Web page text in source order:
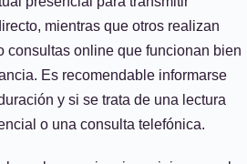
mientras que otros realizan
consultas online que funcionan bien
Es recomendable informarse
y si se trata de una lectura
o una consulta telefónica.